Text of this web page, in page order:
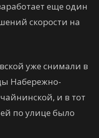
еще один
скорости на
уже снимали в
Набережно-
и в тот
по улице было